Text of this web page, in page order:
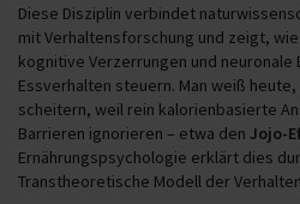
Diese Disziplin verbindet
mit Verhaltensforschung und zeigt,
kognitive Verzerrungen und
Essverhalten steuern. Man weiß
scheitern, weil rein kalorienbasierte
Barrieren ignorieren – etwa den Jojo-
Ernährungspsychologie erklärt dies
Transtheoretische Modell der